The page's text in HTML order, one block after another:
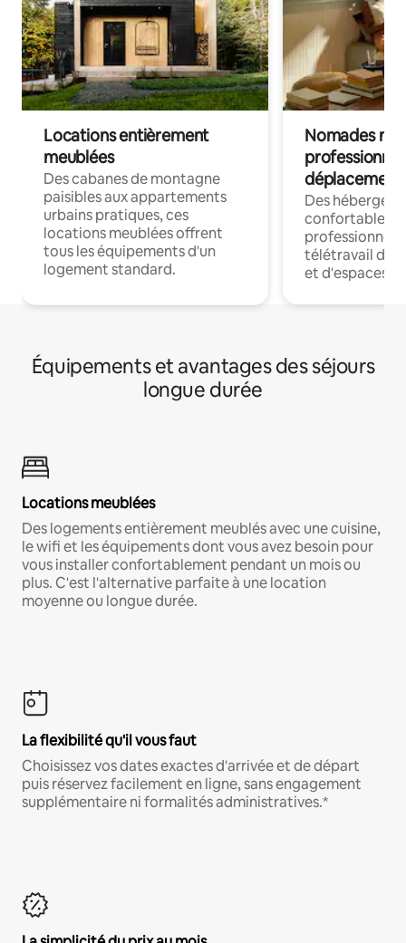
Locations entièrement
meublées
Des cabanes de montagne
paisibles aux appartements
urbains pratiques, ces
locations meublées offrent
tous les équipements d'un
logement standard.
Nomades
déplacement
Des
confortables
professionnels
télétravail
et d'espaces
Équipements et avantages des séjours
longue durée
Locations meublées
Des logements entièrement meublés avec une cuisine,
le wifi et les équipements dont vous avez besoin pour
vous installer confortablement pendant un mois ou
plus. C'est l'alternative parfaite à une location
moyenne ou longue durée.
La flexibilité qu'il vous faut
Choisissez vos dates exactes d'arrivée et de départ
puis réservez facilement en ligne, sans engagement
supplémentaire ni formalités administratives.*